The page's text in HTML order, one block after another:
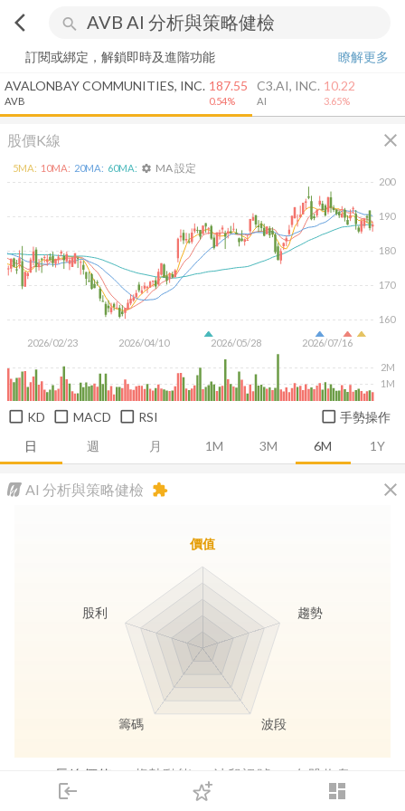
arrow_back_ios search
login dashboard
下單
訂閱或綁定，解鎖即時及進階功能
瞭解更多
AVALONBAY COMMUNITIES, INC.
AVB
187.55
0.54%
C3.AI, INC.
AI
10.22
3.65%
股價K線 close
日 週 月 1M 3M 6M 1Y
2026/02/23 2026/04/10 2026/05/28 2026/07/16
160
170
180
190
200
1M
2M
5MA: 10MA: 20MA: 60MA: settings MA 設定
KD MACD RSI 手勢操作
AI 分析與策略健檢 close
extension
長線價值 趨勢動能 波段訊號 存股收息
價值
趨勢
波段
籌碼
股利